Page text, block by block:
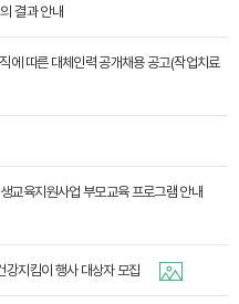
결과 안내
에 따른 대체인력 공개채용 공고(작업치료
교육지원사업 부모교육 프로그램 안내
지킴이 행사 대상자 모집